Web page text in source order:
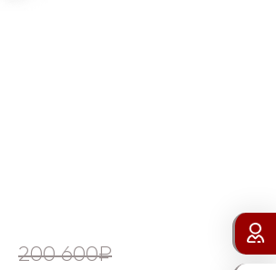
200 600₽